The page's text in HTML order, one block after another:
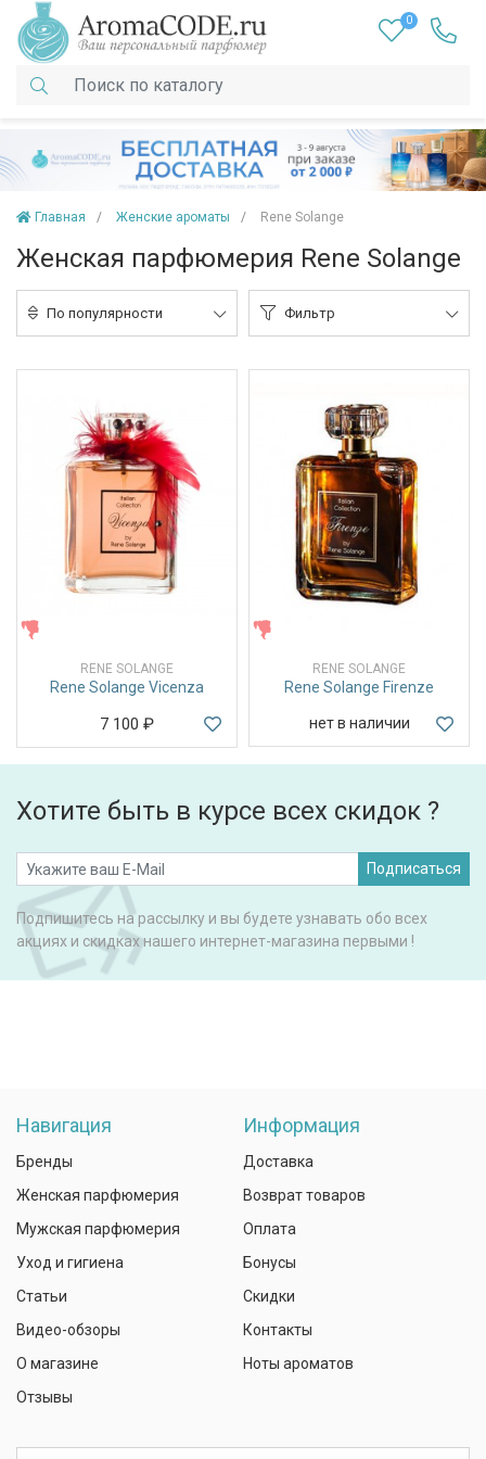
0
Главная Женские ароматы Rene Solange
Женская парфюмерия Rene Solange
По популярности Фильтр
RENE SOLANGE
Rene Solange Vicenza
7 100 ₽
RENE SOLANGE
Rene Solange Firenze
нет в наличии
Хотите быть в курсе всех скидок ?
Подписаться
Подпишитесь на рассылку и вы будете узнавать обо всех
акциях и скидках нашего интернет-магазина первыми !
Навигация
Бренды
Женская парфюмерия
Мужская парфюмерия
Уход и гигиена
Статьи
Видео-обзоры
О магазине
Отзывы
Информация
Доставка
Возврат товаров
Оплата
Бонусы
Скидки
Контакты
Ноты ароматов